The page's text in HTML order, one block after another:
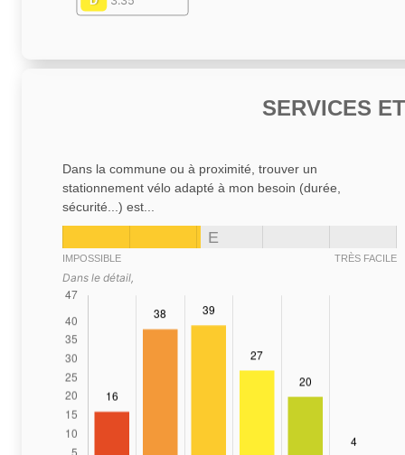
SERVICES
Dans la commune ou à proximité, trouver un
stationnement vélo adapté à mon besoin (durée,
sécurité...) est...
E
IMPOSSIBLE TRÈS FACILE
Dans le détail,